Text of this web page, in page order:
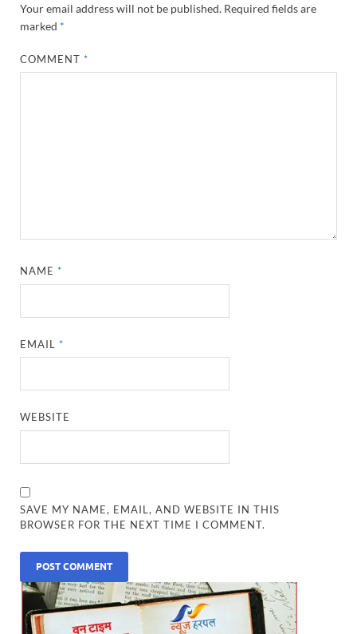
Your email address will not be published. Required fields are
marked *
COMMENT *
NAME *
EMAIL *
WEBSITE
SAVE MY NAME, EMAIL, AND WEBSITE IN THIS
BROWSER FOR THE NEXT TIME I COMMENT.